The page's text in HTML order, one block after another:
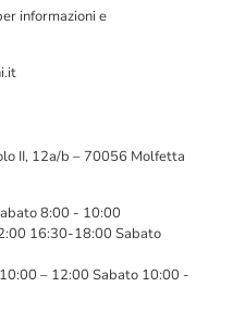
informazioni e
II, 12a/b – 70056 Molfetta
8:00 - 10:00
16:30-18:00 Sabato
– 12:00 Sabato 10:00 -